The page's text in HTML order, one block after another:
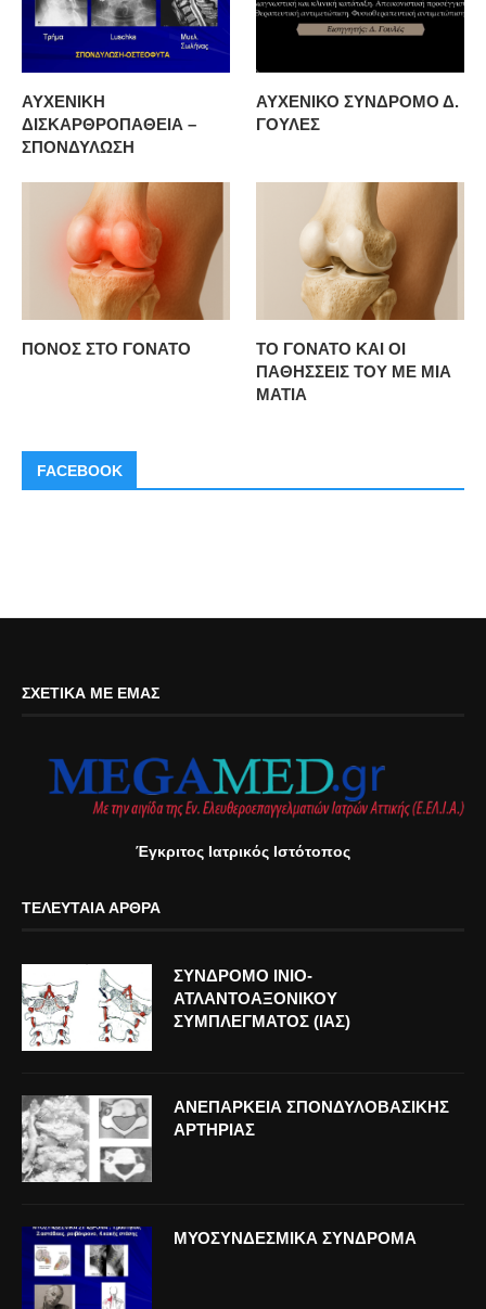
ΑΥΧΕΝΙΚΗ
ΔΙΣΚΑΡΘΡΟΠΑΘΕΙΑ –
ΣΠΟΝΔΥΛΩΣΗ
ΑΥΧΕΝΙΚΟ ΣΥΝΔΡΟΜΟ Δ.
ΓΟΥΛΕΣ
ΠΟΝΟΣ ΣΤΟ ΓΟΝΑΤΟ
ΤΟ ΓΟΝΑΤΟ ΚΑΙ ΟΙ
ΠΑΘΗΣΣΕΙΣ ΤΟΥ ΜΕ ΜΙΑ
ΜΑΤΙΑ
FACEBOOK
ΣΧΕΤΙΚΆ ΜΕ ΕΜΆΣ
Έγκριτος Ιατρικός Ιστότοπος
ΤΕΛΕΥΤΑΊΑ ΆΡΘΡΑ
ΣΥΝΔΡΟΜΟ ΙΝΙΟ-
ΑΤΛΑΝΤΟΑΞΟΝΙΚΟΥ
ΣΥΜΠΛΕΓΜΑΤΟΣ (ΙΑΣ)
ΑΝΕΠΑΡΚΕΙΑ ΣΠΟΝΔΥΛΟΒΑΣΙΚΗΣ
ΑΡΤΗΡΙΑΣ
ΜΥΟΣΥΝΔΕΣΜΙΚΑ ΣΥΝΔΡΟΜΑ